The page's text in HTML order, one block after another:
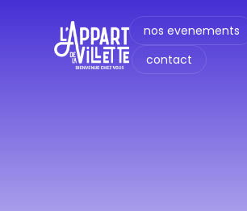
nos evenements
contact